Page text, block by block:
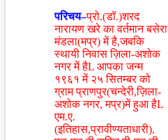
परिचय–प्रो.(डॉ.)शरद
नारायण खरे का वर्तमान बसेरा
मंडला(मप्र) में है,जबकि
स्थायी निवास ज़िला-अशोक
नगर में हैL आपका जन्म
१९६१ में २५ सितम्बर को
ग्राम प्राणपुर(चन्देरी,ज़िला-
अशोक नगर, मप्र)में हुआ हैL
एम.ए.
(इतिहास,प्रावीण्यताधारी),